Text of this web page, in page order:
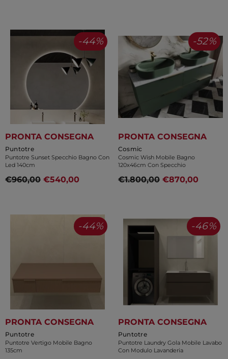
-44%
PRONTA CONSEGNA
Venditore:
Puntotre
Puntotre Sunset Specchio Bagno Con
Led 140cm
€960,00 €540,00
-52%
PRONTA CONSEGNA
Venditore:
Cosmic
Cosmic Wish Mobile Bagno
120x46cm Con Specchio
€1.800,00 €870,00
-44%
PRONTA CONSEGNA
Venditore:
Puntotre
Puntotre Vertigo Mobile Bagno
135cm
-46%
PRONTA CONSEGNA
Venditore:
Puntotre
Puntotre Laundry Gola Mobile Lavabo
Con Modulo Lavanderia